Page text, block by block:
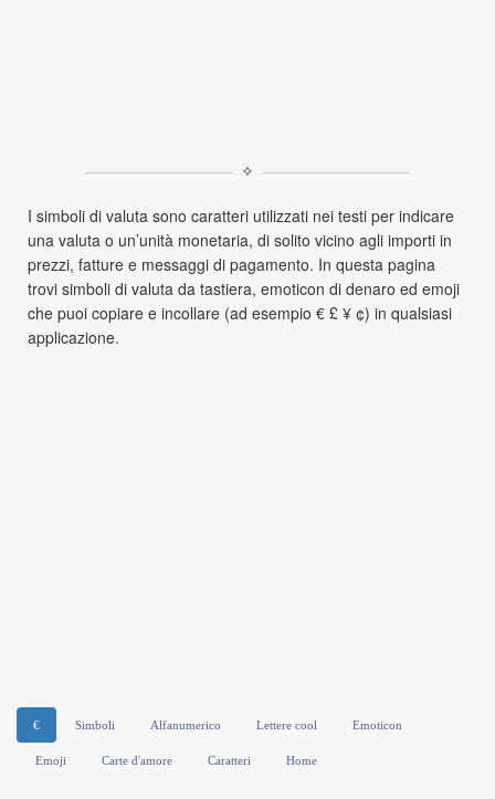
✧
I simboli di valuta sono caratteri utilizzati nei testi per indicare
una valuta o un’unità monetaria, di solito vicino agli importi in
prezzi, fatture e messaggi di pagamento. In questa pagina
trovi simboli di valuta da tastiera, emoticon di denaro ed emoji
che puoi copiare e incollare (ad esempio € £ ¥ ¢) in qualsiasi
applicazione.
€ Simboli Alfanumerico Lettere cool Emoticon
Emoji Carte d'amore Caratteri Home